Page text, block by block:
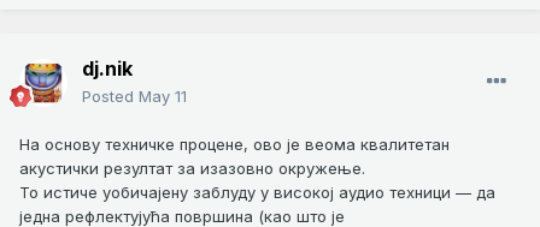
dj.nik
Posted May 11
На основу техничке процене, ово је веома квалитетан
акустички резултат за изазовно окружење.
То истиче уобичајену заблуду у високој аудио техници — да
једна рефлектујућа површина (као што је